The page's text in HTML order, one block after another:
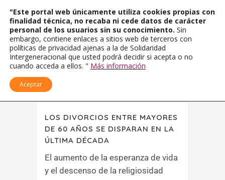
LOS DIVORCIOS ENTRE MAYORES
DE 60 AÑOS SE DISPARAN EN LA
ÚLTIMA DÉCADA
El aumento de la esperanza de vida
y el descenso de la religiosidad
"Este portal web únicamente utiliza cookies propias con
finalidad técnica, no recaba ni cede datos de carácter
personal de los usuarios sin su conocimiento. Sin
embargo, contiene enlaces a sitios web de terceros con
políticas de privacidad ajenas a la de Solidaridad
Intergeneracional que usted podrá decidir si acepta o no
cuando acceda a ellos. " Más información
Aceptar